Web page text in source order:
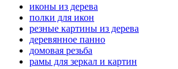
иконы из дерева
полки для икон
резные картины из дерева
деревянное панно
домовая резьба
рамы для зеркал и картин